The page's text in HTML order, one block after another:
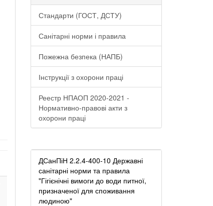
Стандарти (ГОСТ, ДСТУ)
Санітарні норми і правила
Пожежна безпека (НАПБ)
Інструкції з охорони праці
Реестр НПАОП 2020-2021 -
Нормативно-правові акти з
охорони праці
ДСанПіН 2.2.4-400-10 Державні
санітарні норми та правила
"Гігієнічні вимоги до води питної,
призначеної для споживання
людиною"